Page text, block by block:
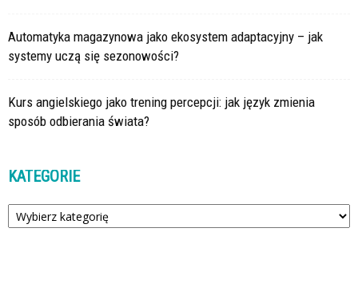
Automatyka magazynowa jako ekosystem adaptacyjny – jak
systemy uczą się sezonowości?
Kurs angielskiego jako trening percepcji: jak język zmienia
sposób odbierania świata?
KATEGORIE
Kategorie